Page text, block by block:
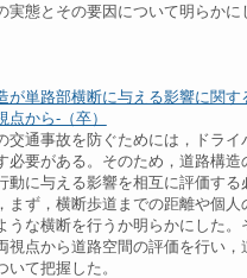
実態とその要因について明らかに
が単路部横断に与える影響に関す
点から-（卒）
交通事故を防ぐためには，ドライ
必要がある。そのため，道路構造
動に与える影響を相互に評価する
まず，横断歩道までの距離や個人
うな横断を行うか明らかにした。
視点から道路空間の評価を行い，
て把握した。